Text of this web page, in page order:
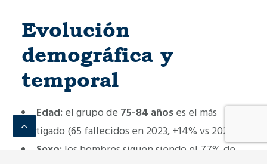
Evolución
demográfica y
temporal
Edad: el grupo de 75-84 años es el más
castigado (65 fallecidos en 2023, +14% vs 2022).
Sexo: los hombres siguen siendo el 77% de